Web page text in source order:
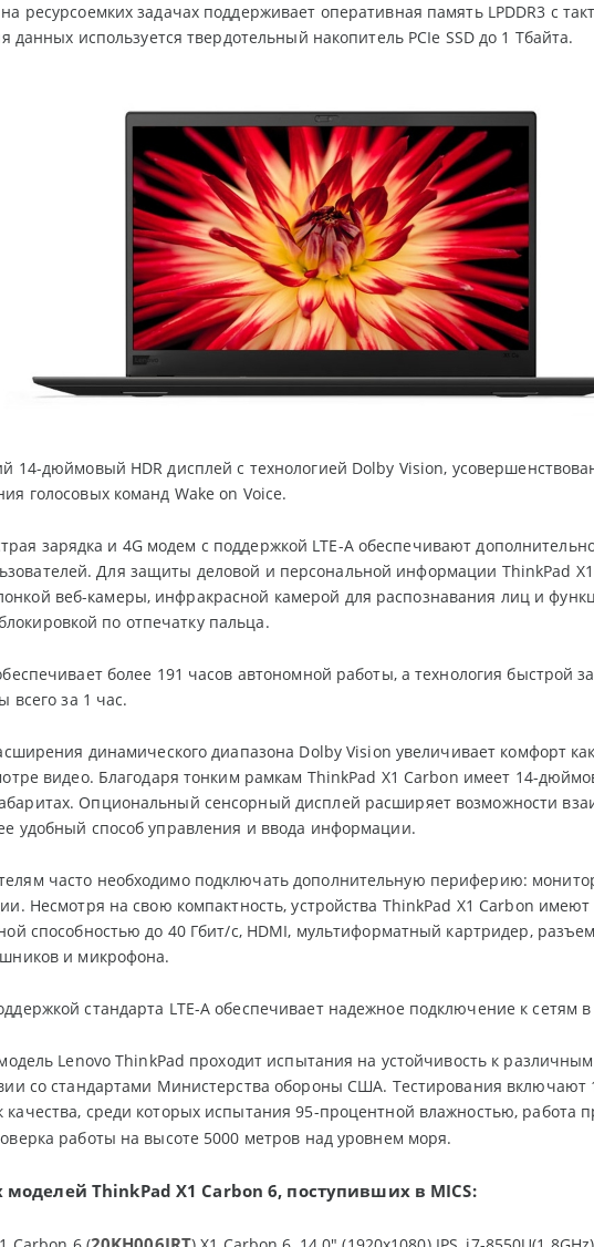
ресурсоемких задачах поддерживает оперативная память LPDDR3 с
данных используется твердотельный накопитель PCIe SSD до 1 Тбайта.
14-дюймовый HDR дисплей с технологией Dolby Vision,
голосовых команд Wake on Voice.
зарядка и 4G модем с поддержкой LTE-A обеспечивают
Для защиты деловой и персональной информации ThinkPad
веб-камеры, инфракрасной камерой для распознавания лиц и
по отпечатку пальца.
более 191 часов автономной работы, а технология быстрой
всего за 1 час.
динамического диапазона Dolby Vision увеличивает комфорт
видео. Благодаря тонким рамкам ThinkPad X1 Carbon имеет 14-
Опциональный сенсорный дисплей расширяет возможности
удобный способ управления и ввода информации.
часто необходимо подключать дополнительную периферию:
Несмотря на свою компактность, устройства ThinkPad X1 Carbon
способностью до 40 Гбит/с, HDMI, мультиформатный картридер,
и микрофона.
стандарта LTE-A обеспечивает надежное подключение к сетям
Lenovo ThinkPad проходит испытания на устойчивость к
со стандартами Министерства обороны США. Тестирования включают
среди которых испытания 95-процентной влажностью, работа
работы на высоте 5000 метров над уровнем моря.
ThinkPad X1 Carbon 6, поступивших в MICS: